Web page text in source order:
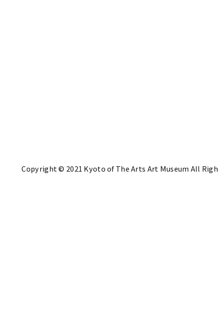
Copyright © 2021 Kyoto of The Arts Art Museum All